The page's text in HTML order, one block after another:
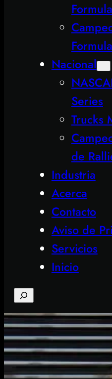
Nacional
Series
Trucks
de
Industria
Acerca
Contacto
Aviso de
Servicios
Inicio
Search